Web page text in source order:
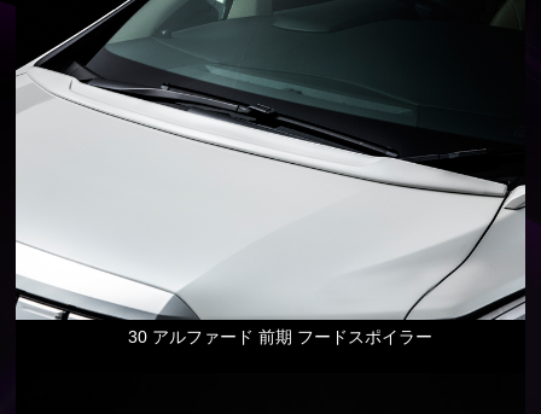
30 アルファード 前期 フードスポイラー